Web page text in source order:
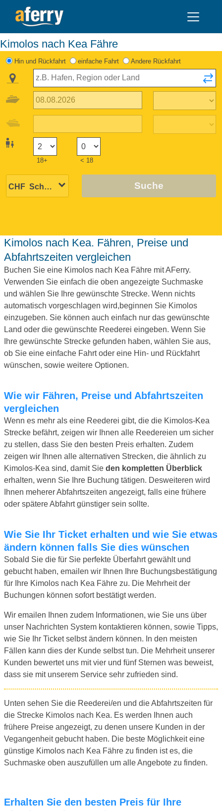
Kimolos nach Kea Fähre
Hin und Rückfahrt einfache Fahrt Andere Rückfahrt
18+ < 18
Suche
Kimolos nach Kea. Fähren, Preise und
Abfahrtszeiten vergleichen
Buchen Sie eine Kimolos nach Kea Fähre mit AFerry.
Verwenden Sie einfach die oben angezeigte Suchmaske
und wählen Sie Ihre gewünschte Strecke. Wenn nichts
automatisch vorgeschlagen wird,beginnen Sie Kimolos
einzugeben. Sie können auch einfach nur das gewünschte
Land oder die gewünschte Reederei eingeben. Wenn Sie
Ihre gewünschte Strecke gefunden haben, wählen Sie aus,
ob Sie eine einfache Fahrt oder eine Hin- und Rückfahrt
wünschen, sowie weitere Optionen.
Wie wir Fähren, Preise und Abfahrtszeiten
vergleichen
Wenn es mehr als eine Reederei gibt, die die Kimolos-Kea
Strecke befährt, zeigen wir Ihnen alle Reedereien um sicher
zu stellen, dass Sie den besten Preis erhalten. Zudem
zeigen wir Ihnen alle alternativen Strecken, die ähnlich zu
Kimolos-Kea sind, damit Sie den kompletten Überblick
erhalten, wenn Sie Ihre Buchung tätigen. Desweiteren wird
Ihnen meherer Abfahrtszeiten angezeigt, falls eine frühere
oder spätere Abfahrt günstiger sein sollte.
Wie Sie Ihr Ticket erhalten und wie Sie etwas
ändern können falls Sie dies wünschen
Sobald Sie die für Sie perfekte Überfahrt gewählt und
gebucht haben, emailen wir Ihnen Ihre Buchungsbestätigung
für Ihre Kimolos nach Kea Fähre zu. Die Mehrheit der
Buchungen können sofort bestätigt werden.
Wir emailen Ihnen zudem Informationen, wie Sie uns über
unser Nachrichten System kontaktieren können, sowie Tipps,
wie Sie Ihr Ticket selbst ändern können. In den meisten
Fällen kann dies der Kunde selbst tun. Die Mehrheit unserer
Kunden bewertet uns mit vier und fünf Sternen was beweist,
dass sie mit unserem Service sehr zufrieden sind.
Unten sehen Sie die Reederei/en und die Abfahrtszeiten für
die Strecke Kimolos nach Kea. Es werden Ihnen auch
frühere Preise angezeigt, zu denen unsere Kunden in der
Vegangenheit gebucht haben. Die beste Möglichkeit eine
günstige Kimolos nach Kea Fähre zu finden ist es, die
Suchmaske oben auszufüllen um alle Angebote zu finden.
Erhalten Sie den besten Preis für Ihre